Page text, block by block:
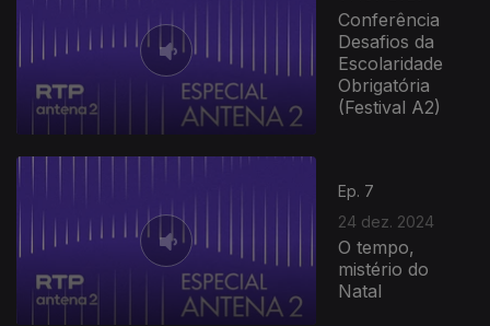
Conferência
Desafios da
Escolaridade
Obrigatória
(Festival A2)
Ep. 7
24 dez. 2024
O tempo,
mistério do
Natal
817270